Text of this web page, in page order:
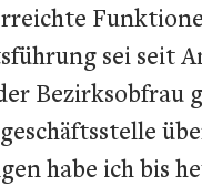
sei seit
habe ich bis